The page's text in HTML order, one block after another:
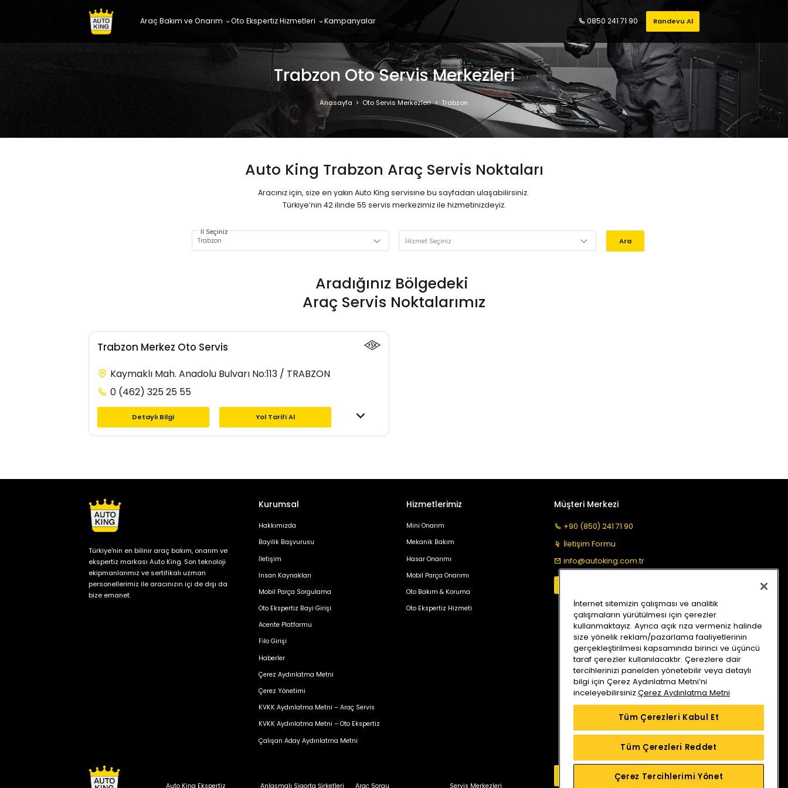
Araç Bakım ve Onarım Oto Ekspertiz Hizmetleri Kampanyalar 0850 241 71 90 Randevu Al
Trabzon Oto Servis Merkezleri
Anasayfa Oto Servis Merkezleri Trabzon
Auto King Trabzon Araç Servis Noktaları
Aracınız için, size en yakın Auto King servisine bu sayfadan ulaşabilirsiniz.
Türkiye’nin 42 ilinde 55 servis merkezimiz ile hizmetinizdeyiz.
İl Seçiniz
Hizmet Seçiniz
Ara
Aradığınız Bölgedeki
Araç Servis Noktalarımız
Trabzon Merkez Oto Servis
Kaymaklı Mah. Anadolu Bulvarı No:113 / TRABZON
0 (462) 325 25 55
Detaylı Bilgi Yol Tarifi Al
Türkiye'nin en bilinir araç bakım, onarım ve
ekspertiz markası Auto King. Son teknoloji
ekipmanlarımız ve sertifikalı uzman
personellerimiz ile aracınızın içi de dışı da
bize emanet.
Kurumsal
Hakkımızda
Bayilik Başvurusu
İletişim
İnsan Kaynakları
Mobil Parça Sorgulama
Oto Ekspertiz Bayi Girişi
Acente Platformu
Filo Girişi
Haberler
Çerez Aydınlatma Metni
Çerez Yönetimi
KVKK Aydınlatma Metni – Araç Servis
KVKK Aydınlatma Metni – Oto Ekspertiz
Çalışan Aday Aydınlatma Metni
Hizmetlerimiz
Mini Onarım
Mekanik Bakım
Hasar Onarımı
Mobil Parça Onarımı
Oto Bakım & Koruma
Oto Ekspertiz Hizmeti
Müşteri Merkezi
+90 (850) 241 71 90
İletişim Formu
info@autoking.com.tr
Auto King Ekspertiz Anlaşmalı Sigorta Şirketleri Araç Sorgu Servis Merkezleri
Yol Tarifi Alın
İnternet sitemizin çalışması ve analitik
çalışmaların yürütülmesi için çerezler
kullanmaktayız. Ayrıca açık rıza vermeniz halinde
size yönelik reklam/pazarlama faaliyetlerinin
gerçekleştirilmesi kapsamında birinci ve üçüncü
taraf çerezler kullanılacaktır. Çerezlere dair
tercihlerinizi panelden yönetebilir veya detaylı
bilgi için Çerez Aydınlatma Metni’ni
inceleyebilirsiniz.Çerez Aydınlatma Metni
Tüm Çerezleri Kabul Et
Tüm Çerezleri Reddet
Çerez Tercihlerimi Yönet